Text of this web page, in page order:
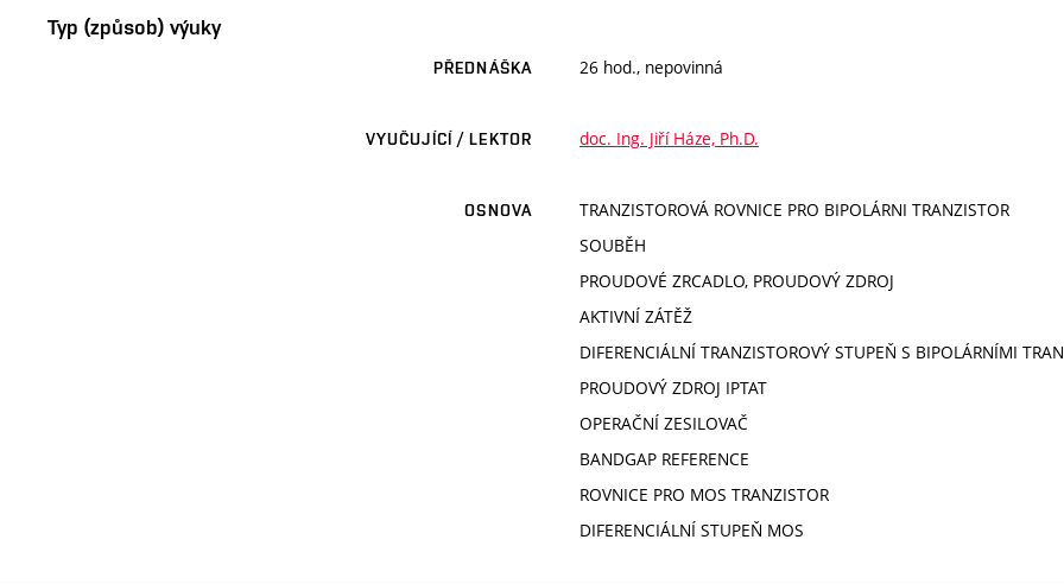
Typ (způsob) výuky
PŘEDNÁŠKA 26 hod., nepovinná
VYUČUJÍCÍ / LEKTOR doc. Ing. Jiří Háze, Ph.D.
OSNOVA
TRANZISTOROVÁ ROVNICE PRO BIPOLÁRNI TRANZISTOR
SOUBĚH
PROUDOVÉ ZRCADLO, PROUDOVÝ ZDROJ
AKTIVNÍ ZÁTĚŽ
DIFERENCIÁLNÍ TRANZISTOROVÝ STUPEŇ S BIPOLÁRNÍMI
PROUDOVÝ ZDROJ IPTAT
OPERAČNÍ ZESILOVAČ
BANDGAP REFERENCE
ROVNICE PRO MOS TRANZISTOR
DIFERENCIÁLNÍ STUPEŇ MOS